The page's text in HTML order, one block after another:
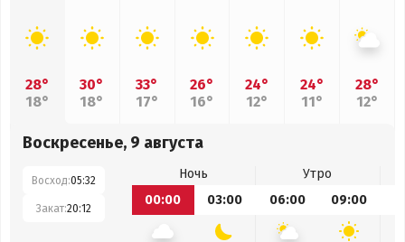
28°
18°
30°
18°
33°
17°
26°
16°
24°
12°
24°
11°
28°
12°
Воскресенье, 9 августа
Восход:05:32
Закат:20:12
Ночь
Утро
00:00
03:00 06:00 09:00